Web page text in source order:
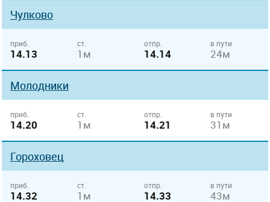
Чулково
приб.
14.13
ст.
1м
отпр.
14.14
в пути
24м
Молодники
приб.
14.20
ст.
1м
отпр.
14.21
в пути
31м
Гороховец
приб.
14.32
ст.
1м
отпр.
14.33
в пути
43м